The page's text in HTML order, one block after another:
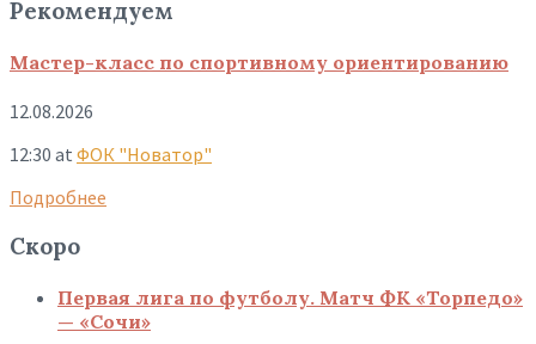
Рекомендуем
Мастер-класс по спортивному ориентированию
12.08.2026
12:30 at ФОК "Новатор"
Подробнее
Скоро
Первая лига по футболу. Матч ФК «Торпедо»
— «Сочи»